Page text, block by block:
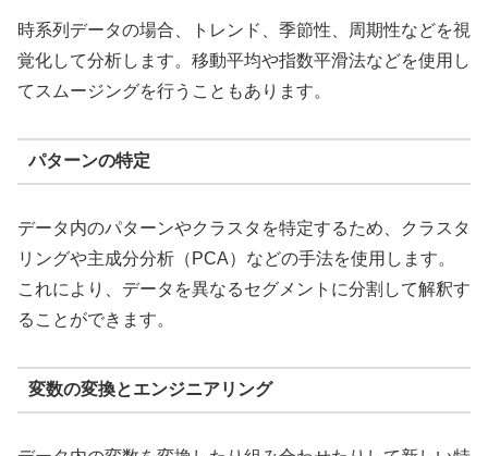
時系列データの場合、トレンド、季節性、周期性などを視
覚化して分析します。移動平均や指数平滑法などを使用し
てスムージングを行うこともあります。
パターンの特定
データ内のパターンやクラスタを特定するため、クラスタ
リングや主成分分析（PCA）などの手法を使用します。
これにより、データを異なるセグメントに分割して解釈す
ることができます。
変数の変換とエンジニアリング